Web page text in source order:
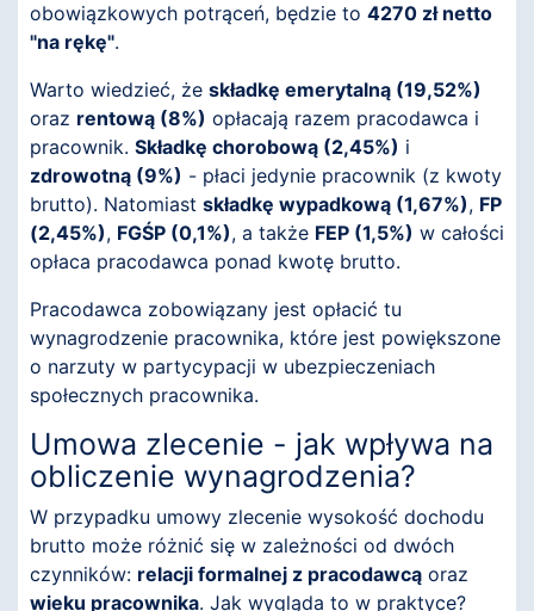
obowiązkowych potrąceń, będzie to 4270 zł netto
"na rękę".
Warto wiedzieć, że składkę emerytalną (19,52%)
oraz rentową (8%) opłacają razem pracodawca i
pracownik. Składkę chorobową (2,45%) i
zdrowotną (9%) - płaci jedynie pracownik (z kwoty
brutto). Natomiast składkę wypadkową (1,67%), FP
(2,45%), FGŚP (0,1%), a także FEP (1,5%) w całości
opłaca pracodawca ponad kwotę brutto.
Pracodawca zobowiązany jest opłacić tu
wynagrodzenie pracownika, które jest powiększone
o narzuty w partycypacji w ubezpieczeniach
społecznych pracownika.
Umowa zlecenie - jak wpływa na
obliczenie wynagrodzenia?
W przypadku umowy zlecenie wysokość dochodu
brutto może różnić się w zależności od dwóch
czynników: relacji formalnej z pracodawcą oraz
wieku pracownika. Jak wygląda to w praktyce?